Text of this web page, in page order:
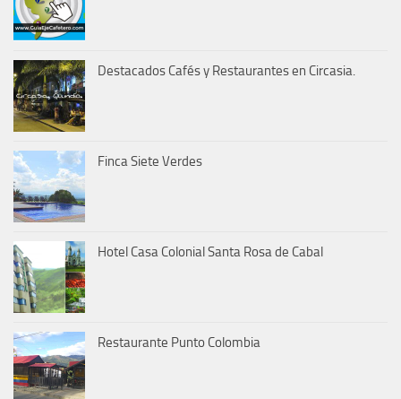
Destacados Cafés y Restaurantes en Circasia.
Finca Siete Verdes
Hotel Casa Colonial Santa Rosa de Cabal
Restaurante Punto Colombia